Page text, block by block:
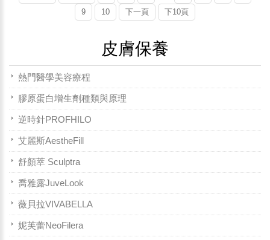
9
10 下一頁 下10頁
皮膚保養
熱門醫學美容療程
膠原蛋白增生劑種類與原理
逆時針PROFHILO
艾麗斯AestheFill
舒顏萃 Sculptra
喬雅露JuveLook
薇貝拉VIVABELLA
妮芙蕾NeoFilera